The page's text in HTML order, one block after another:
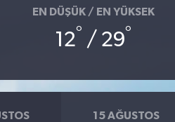
EN DÜŞÜK / EN YÜKSEK
12° / 29°
15 AĞUSTOS